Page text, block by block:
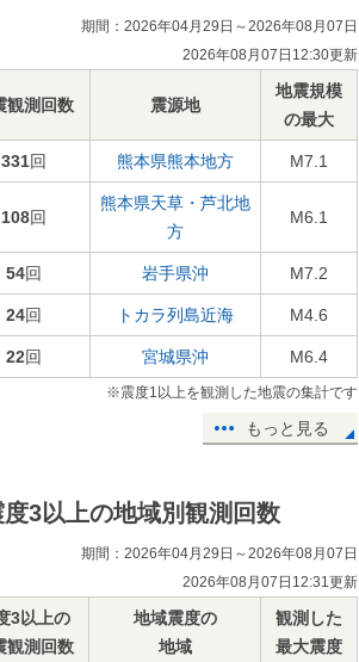
期間：2026年04月29日～2026年08月07日
2026年08月07日12:30更新
観測回数 震源地
地震規模
の最大
331回 熊本県熊本地方 M7.1
108回
熊本県天草・芦北地
方
M6.1
54回 岩手県沖 M7.2
24回 トカラ列島近海 M4.6
22回 宮城県沖 M6.4
※震度1以上を観測した地震の集計です
もっと見る
度3以上の地域別観測回数
期間：2026年04月29日～2026年08月07日
2026年08月07日12:31更新
3以上の
観測回数
地域震度の
地域
観測した
最大震度